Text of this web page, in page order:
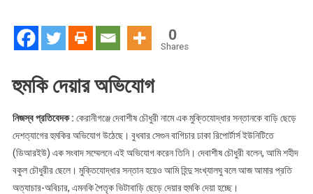
0
Shares
হুমকি দেয়ার অভিযোগ
নিজস্ব প্রতিবেদক : কেরানীগঞ্জে দেবাশীষ চৌধুরী নামে এক মুক্তিযোদ্ধার সন্তানকে বাড়ি ছেড়ে
দেশত্যাগের হুমকির অভিযোগ উঠেছে। বুধবার সেগুন বাগিচার ঢাকা রিপোর্টার্স ইউনিটিতে
(ডিআরইউ) এক সংবাদ সম্মেলনে এই অভিযোগ করেন তিনি। দেবাশীষ চৌধুরী বলেন, আমি শহীদ
বকুল চৌধুরীর ছেলে। মুক্তিযোদ্ধার সন্তান হয়েও আমি হিন্দু সংখ্যালঘু বলে আজ আমার প্রতি
অত্যাচার-অবিচার, এমনকি পৈতৃক ভিটাবাড়ি ছেড়ে দেয়ার হুমকি দেয়া হচ্ছে।